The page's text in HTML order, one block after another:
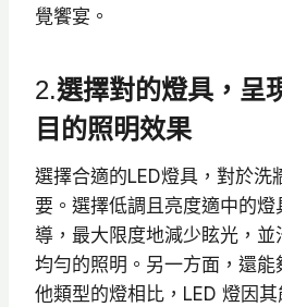
覺饗宴。
2.選擇對的燈具，呈
目的照明效果
選擇合適的LED燈具，對於洗
要。選擇低調且亮度適中的燈
導，最大限度地減少眩光，並
均勻的照明。另一方面，還
他類型的燈相比，LED 燈因